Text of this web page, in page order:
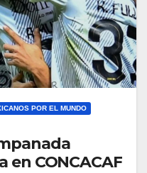
POR EL MUNDO
en CONCACAF